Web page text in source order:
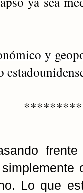
y
Lo que